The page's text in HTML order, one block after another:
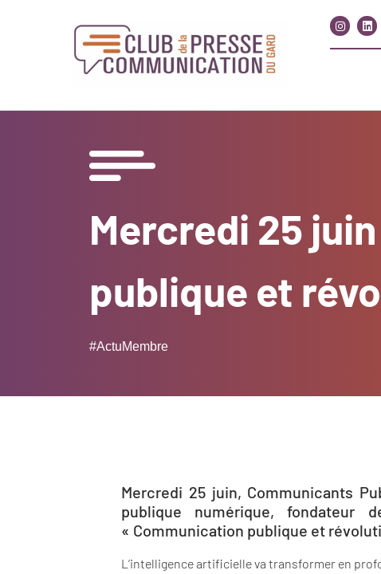
Mercredi 25
publique et
#ActuMembre
Mercredi 25 juin, Communicants
publique numérique, fondateur
« Communication publique et
L’intelligence artificielle va transformer en